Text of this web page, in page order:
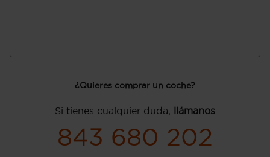
¿Quieres comprar un coche?
Si tienes cualquier duda, llámanos
843 680 202